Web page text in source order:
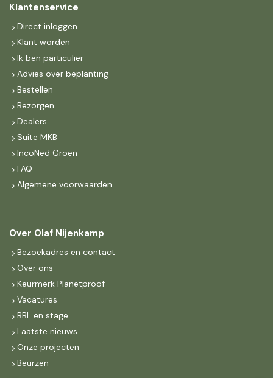
Klantenservice
Direct inloggen
Klant worden
Ik ben particulier
Advies over beplanting
Bestellen
Bezorgen
Dealers
Suite MKB
IncoNed Groen
FAQ
Algemene voorwaarden
Over Olaf Nijenkamp
Bezoekadres en contact
Over ons
Keurmerk Planetproof
Vacatures
BBL en stage
Laatste nieuws
Onze projecten
Beurzen